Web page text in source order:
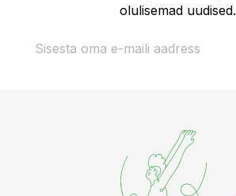
olulisemad uudised.